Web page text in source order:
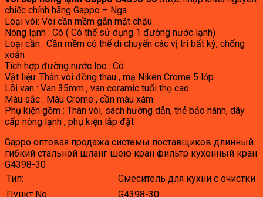
chiếc chính hãng Gappo – Nga.
Loại vòi: Vòi cần mềm gắn mặt chậu
Nóng lạnh : Có ( Có thể sử dụng 1 đường nước lạnh)
Loại cần : Cần mềm có thể di chuyển các vị trí bất kỳ, chống
xoắn
Tích hợp đường nước lọc : Có
Vật liệu: Thân vòi đồng thau , mạ Niken Crome 5 lớp
Lõi van : Van 35mm , van ceramic tuổi thọ cao
Màu sắc : Màu Crome , cần màu xám
Phụ kiện gồm : Thân vòi, sách hướng dẫn, thẻ bảo hành, dây
cấp nóng lạnh , phụ kiện lắp đặt
Gappo оптовая продажа системы поставщиков длинный
гибкий стальной шланг шею кран фильтр кухонный кран
G4398-30
Тип:
Смеситель для кухни с очистки
Пункт No.
G4398-30